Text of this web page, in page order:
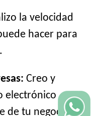
la velocidad
hacer para
Creo y
electrónico
de tu negocio